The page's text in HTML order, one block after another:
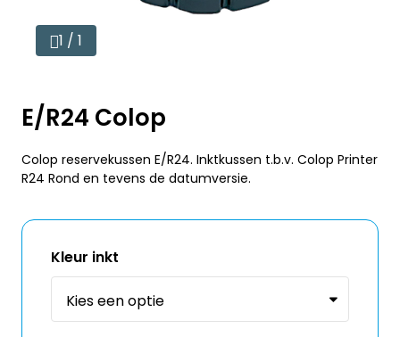
1 / 1
E/R24 Colop
Colop reservekussen E/R24. Inktkussen t.b.v. Colop Printer
R24 Rond en tevens de datumversie.
Kleur inkt